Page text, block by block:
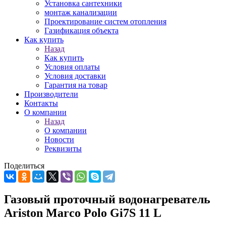
Установка сантехники
монтаж канализации
Проектирование систем отопления
Газификация объекта
Как купить
Назад
Как купить
Условия оплаты
Условия доставки
Гарантия на товар
Производители
Контакты
О компании
Назад
О компании
Новости
Реквизиты
Поделиться
Газовый проточный водонагреватель
Ariston Marco Polo Gi7S 11 L